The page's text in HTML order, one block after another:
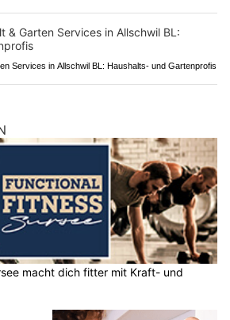
Services in Allschwil BL: Haushalts- und Gartenprofis
macht dich fitter mit Kraft- und